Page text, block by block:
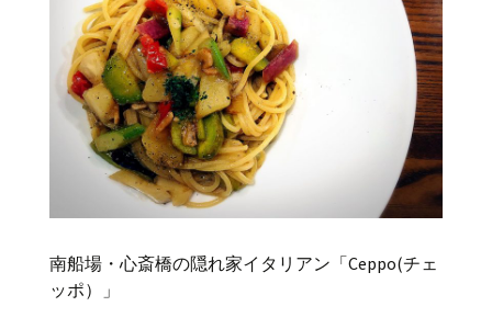
南船場・心斎橋の隠れ家イタリアン「Ceppo(チェ
ッポ）」